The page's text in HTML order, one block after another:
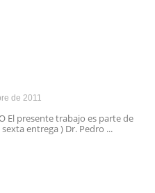
de 2011
El presente trabajo es parte de
entrega ) Dr. Pedro ...